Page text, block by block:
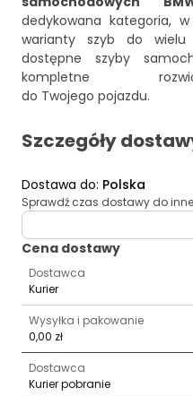
dedykowana kategoria,
warianty szyb do
dostępneszyby
kompletne
do Twojego pojazdu.
Szczegóły
Dostawa do: Polska
Sprawdź czas dostawy do
deliveryCountry
Cena dostawy
Dostawca
Kurier
Wysyłka i pakowanie
0,00 zł
Dostawca
Kurier pobranie